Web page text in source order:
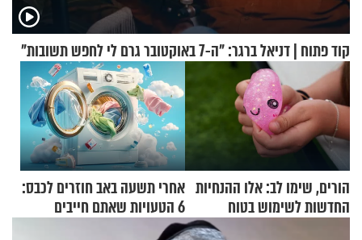
קוד פתוח | דניאל ברגר: "ה-7 באוקטובר גרם לי לחפש תשובות"
הורים, שימו לב: אלו ההנחיות
החדשות לשימוש בטוח
בסקווישי לאחר מקרי אשפוז
אחרי תשעה באב חוזרים לכבס:
6 הטעויות שאתם חייבים
להפסיק לעשות